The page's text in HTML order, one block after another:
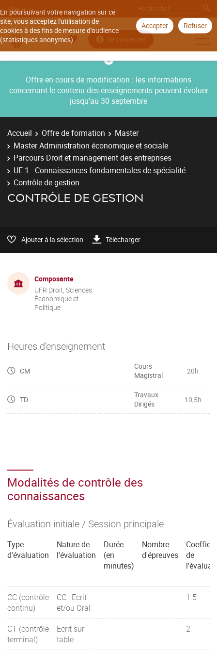
En poursuivant votre navigation sur ce
site, vous acceptez l'utilisation de
cookies à des fins de mesure d'audience
(statistiques anonymes).
Accepter Refuser
Aller à
Se connecter
Offre en cours de modification : les informations
concernant le contenu des enseignements peuvent évoluer
jusqu’au 30 septembre
Accueil Offre de formation
Master
Master Administration économique et sociale
Parcours Droit et management des entreprises
UE 1 - Connaissances fondamentales de spécialité
Contrôle de gestion
CONTRÔLE DE GESTION
Ajouter à la sélection Télécharger
Composante
UFR Droit, Sciences
Économique et
Politique
Heures d'enseignement
CM
Cours
Magistral
20h
TD
Travaux
Dirigés
10,5h
Modalités de contrôle des
connaissances
Évaluation initiale / Session principale
Type
d'évaluation
Nature de
l'évaluation
Durée
(en
minutes)
Nombre
d'épreuves
de
CC (contrôle
continu)
CC : Ecrit
et/ou Oral
1.5
CT (contrôle
terminal)
Ecrit sur
table
2